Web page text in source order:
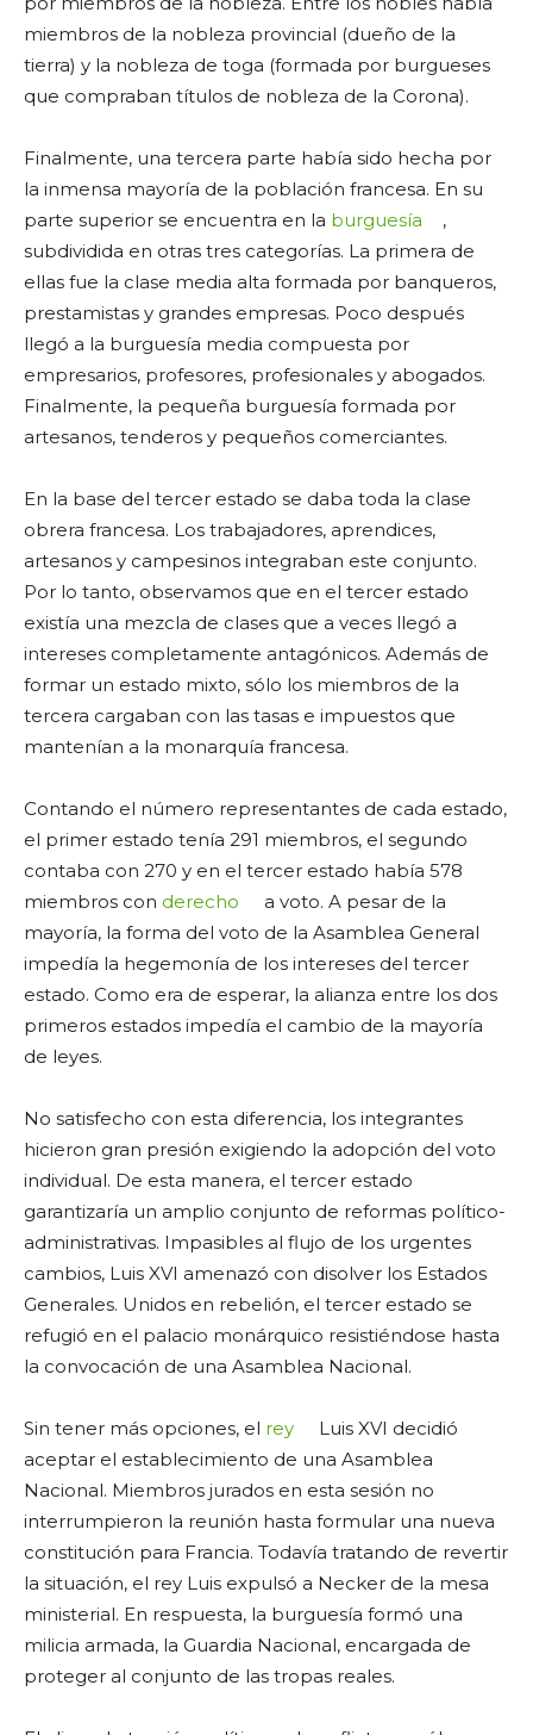
miembros de la nobleza provincial (dueño de la
tierra) y la nobleza de toga (formada por burgueses
que compraban títulos de nobleza de la Corona).
Finalmente, una tercera parte había sido hecha por
la inmensa mayoría de la población francesa. En su
parte superior se encuentra en la burguesía
,
subdividida en otras tres categorías. La primera de
ellas fue la clase media alta formada por banqueros,
prestamistas y grandes empresas. Poco después
llegó a la burguesía media compuesta por
empresarios, profesores, profesionales y abogados.
Finalmente, la pequeña burguesía formada por
artesanos, tenderos y pequeños comerciantes.
En la base del tercer estado se daba toda la clase
obrera francesa. Los trabajadores, aprendices,
artesanos y campesinos integraban este conjunto.
Por lo tanto, observamos que en el tercer estado
existía una mezcla de clases que a veces llegó a
intereses completamente antagónicos. Además de
formar un estado mixto, sólo los miembros de la
tercera cargaban con las tasas e impuestos que
mantenían a la monarquía francesa.
Contando el número representantes de cada estado,
el primer estado tenía 291 miembros, el segundo
contaba con 270 y en el tercer estado había 578
miembros con derecho
a voto. A pesar de la
mayoría, la forma del voto de la Asamblea General
impedía la hegemonía de los intereses del tercer
estado. Como era de esperar, la alianza entre los dos
primeros estados impedía el cambio de la mayoría
de leyes.
No satisfecho con esta diferencia, los integrantes
hicieron gran presión exigiendo la adopción del voto
individual. De esta manera, el tercer estado
garantizaría un amplio conjunto de reformas político-
administrativas. Impasibles al flujo de los urgentes
cambios, Luis XVI amenazó con disolver los Estados
Generales. Unidos en rebelión, el tercer estado se
refugió en el palacio monárquico resistiéndose hasta
la convocación de una Asamblea Nacional.
Sin tener más opciones, el rey
Luis XVI decidió
aceptar el establecimiento de una Asamblea
Nacional. Miembros jurados en esta sesión no
interrumpieron la reunión hasta formular una nueva
constitución para Francia. Todavía tratando de revertir
la situación, el rey Luis expulsó a Necker de la mesa
ministerial. En respuesta, la burguesía formó una
milicia armada, la Guardia Nacional, encargada de
proteger al conjunto de las tropas reales.